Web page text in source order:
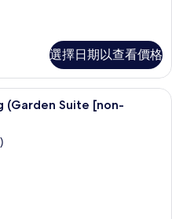
選擇日期以查看價格
羽絨被、舒適加層、迷你吧、客房內保
(Garden Suite [non-